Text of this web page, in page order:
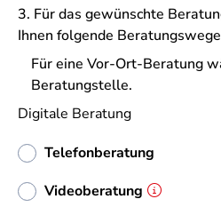
3. Für das gewünschte Beratungsangebot bieten wir
Ihnen folgende
Für eine Vor-Ort-Beratung
Beratungstelle.
Digitale Beratung
Telefonberatung
Videoberatung